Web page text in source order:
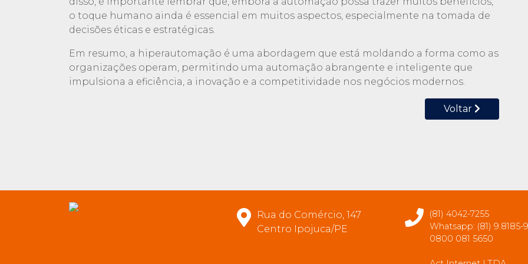
o toque humano ainda é essencial em muitos aspectos, especialmente na tomada de
decisões éticas e estratégicas.
Em resumo, a hiperautomação é uma abordagem que está moldando a forma como as
organizações operam, permitindo uma automação abrangente e inteligente que
impulsiona a eficiência, a inovação e a competitividade nos negócios modernos.
Voltar
Rua do Comércio, 147
Centro Ipojuca/PE
(81) 4042-7255
Whatsapp: (81) 9.8185-
0800 081 5650